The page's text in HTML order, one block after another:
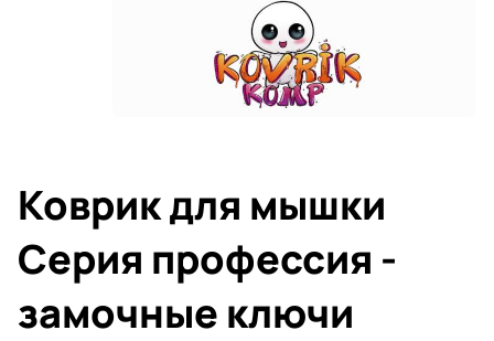
Коврик для мышки
Серия профессия -
замочные ключи